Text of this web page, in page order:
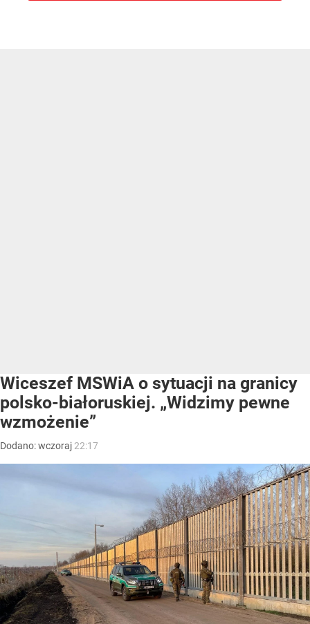
Wiceszef MSWiA o sytuacji na granicy
polsko-białoruskiej. „Widzimy pewne
wzmożenie”
Dodano:wczoraj 22:17